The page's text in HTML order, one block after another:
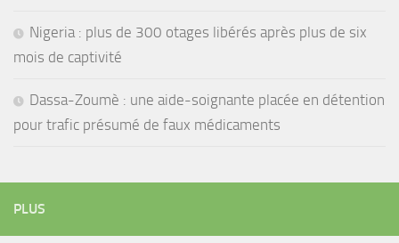
Nigeria : plus de 300 otages libérés après plus de six
mois de captivité
Dassa-Zoumè : une aide-soignante placée en détention
pour trafic présumé de faux médicaments
PLUS